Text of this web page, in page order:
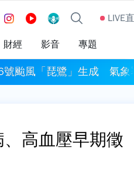
LIVE
財經 影音 專題
颱風「琵鷺」生成 氣象
高血壓早期徵